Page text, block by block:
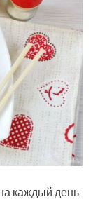
каждый день